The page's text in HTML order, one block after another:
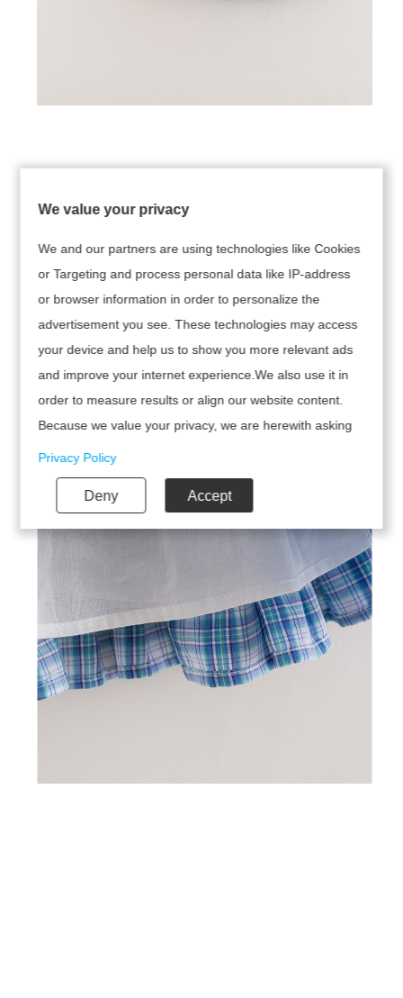
We value your privacy
We and our partners are using technologies like Cookies
or Targeting and process personal data like IP-address
or browser information in order to personalize the
advertisement you see. These technologies may access
your device and help us to show you more relevant ads
and improve your internet experience.We also use it in
order to measure results or align our website content.
Because we value your privacy, we are herewith asking
your permission to use the following technologies.
Privacy Policy
Deny Accept